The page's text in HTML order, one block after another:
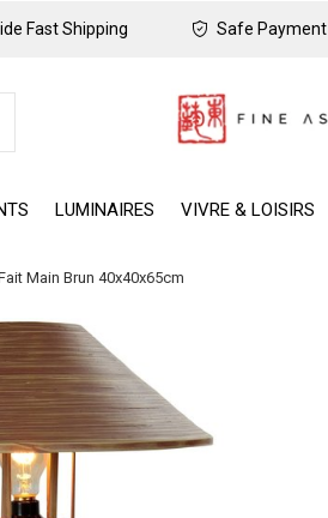
LUMINAIRES VIVRE & LOISIRS
Fast Shipping Safe Payment
Main Brun 40x40x65cm